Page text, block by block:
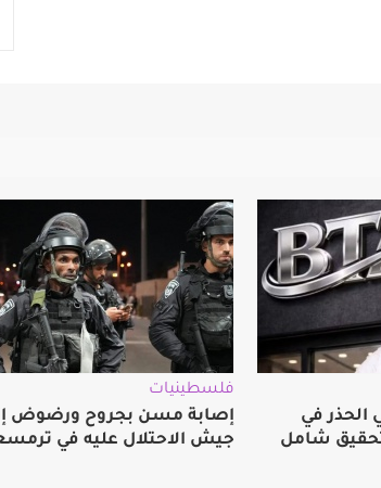
الحذر في
شامل
فلسطينيات
إصابة مسن بجروح ورضوض
جيش الاحتلال عليه في